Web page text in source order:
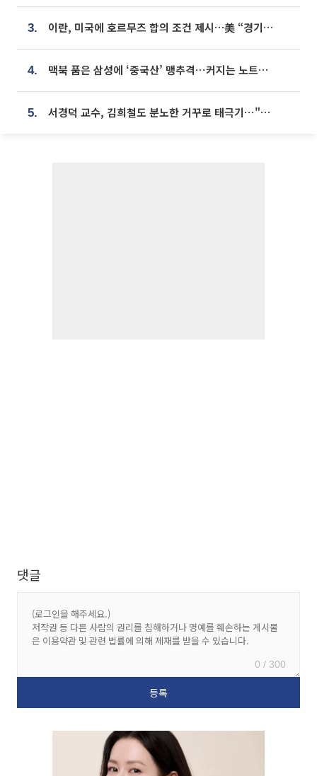
3. 이란, 미국에 호르무즈 합의 조건 제시…美 “경기 아직 안 끝나” [종합]
4. 맥북 품은 삼성에 ‘중국산’ 맹추격⋯커지는 노트북 OLED 시장
5. 서경덕 교수, 김희철도 분노한 거꾸로 태극기⋯"엉터리는 아냐, 아쉬울 뿐"
댓글
0 / 300